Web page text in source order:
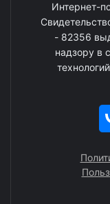
Интернет-
- 82356
надзору в